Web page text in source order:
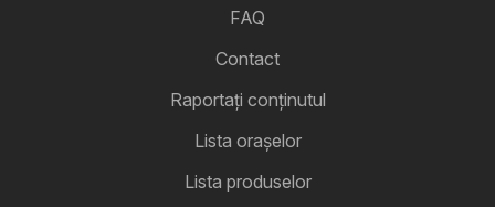
FAQ
Contact
Raportați conținutul
Lista oraşelor
Lista produselor